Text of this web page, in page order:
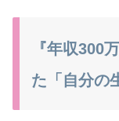
『年収300
た「自分の